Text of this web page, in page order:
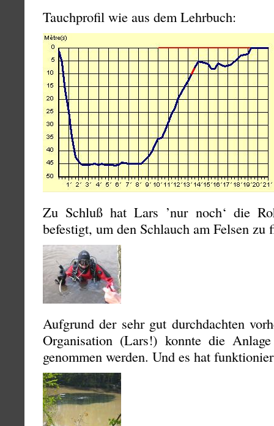
Tauchprofil wie aus dem Lehrbuch:
Zu Schluß hat Lars ’nur noch‘ die
befestigt, um den Schlauch am Felsen zu
Aufgrund der sehr gut durchdachten
Organisation (Lars!) konnte die
genommen werden. Und es hat